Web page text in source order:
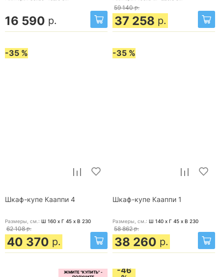
16 590 р.
59 140 р.
37 258 р.
-35 %
Шкаф-купе Кааппи 4
Размеры, cм.: Ш 160 x Г 45 x В 230
62 108 р.
40 370 р.
-35 %
Шкаф-купе Кааппи 1
Размеры, cм.: Ш 140 x Г 45 x В 230
58 862 р.
38 260 р.
-46